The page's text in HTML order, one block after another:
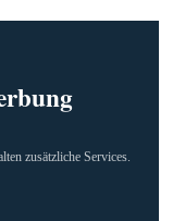
zusätzliche Services.